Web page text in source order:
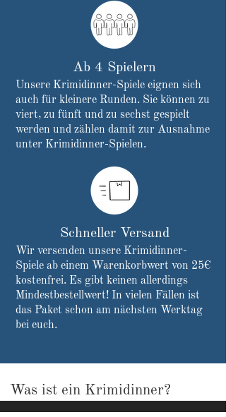
Ab 4 Spielern
Unsere Krimidinner-Spiele eignen sich
auch für kleinere Runden. Sie können zu
viert, zu fünft und zu sechst gespielt
werden und zählen damit zur Ausnahme
unter Krimidinner-Spielen.
Schneller Versand
Wir versenden unsere Krimidinner-
Spiele ab einem Warenkorbwert von 25€
kostenfrei. Es gibt keinen allerdings
Mindestbestellwert! In vielen Fällen ist
das Paket schon am nächsten Werktag
bei euch.
Was ist ein Krimidinner?